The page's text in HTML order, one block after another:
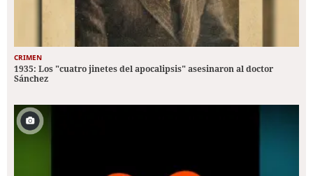
CRIMEN
1935: Los "cuatro jinetes del apocalipsis" asesinaron al doctor
Sánchez